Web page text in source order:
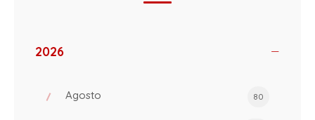
2026
Agosto 80